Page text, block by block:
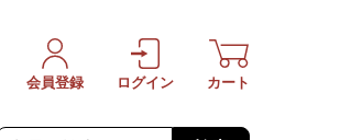
会員登録 ログイン カート